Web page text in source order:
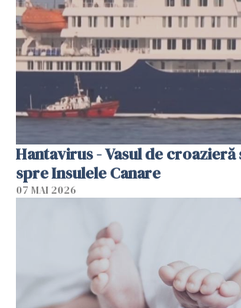
Hantavirus - Vasul de
spre Insulele Canare
07 MAI 2026